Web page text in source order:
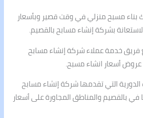
بناء مسبح منزلي في وقت قصير وبأسعار
بشركة إنشاء مسابح بالقصيم.
فريق خدمة عملاء شركة إنشاء مسابح
عروض أسعار انشاء مسبح.
التي تقدمها شركة إنشاء مسابح
في بالقصيم والمناطق المجاورة على أسعار